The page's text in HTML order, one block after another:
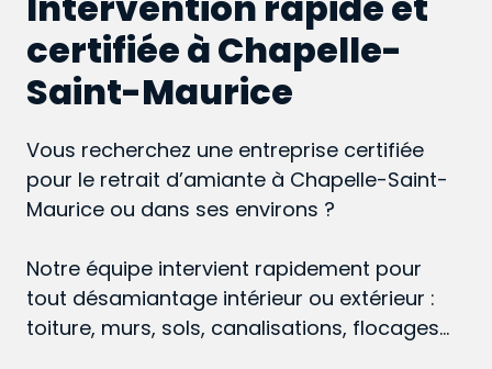
certifiée à Chapelle-
Saint-Maurice
Vous recherchez une entreprise certifiée
pour le retrait d’amiante à Chapelle-Saint-
Maurice ou dans ses environs ?
Notre équipe intervient rapidement pour
tout désamiantage intérieur ou extérieur :
toiture, murs, sols, canalisations, flocages…